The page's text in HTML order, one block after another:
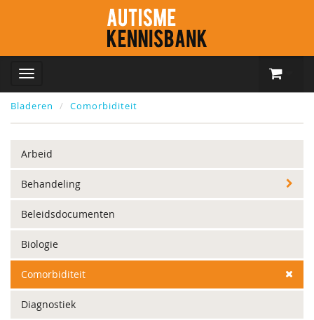
Bladeren Comorbiditeit
Arbeid
Behandeling
Beleidsdocumenten
Biologie
Comorbiditeit
Diagnostiek